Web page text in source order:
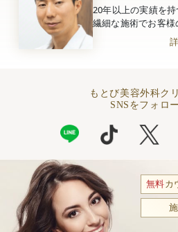
20年以上の実績を
繊細な施術でお客様
もとび美容外科ク
SNSをフォロ
無料カ